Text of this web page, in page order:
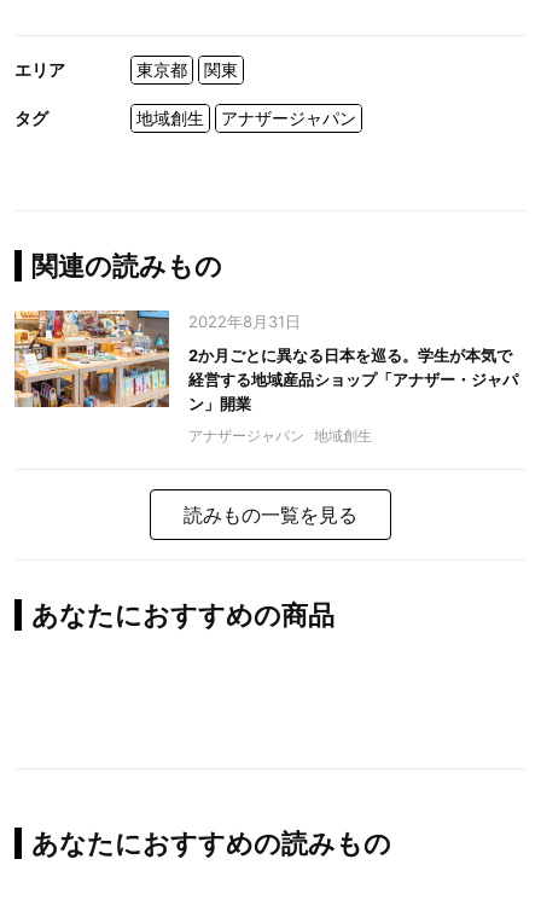
エリア 東京都 関東
タグ 地域創生 アナザージャパン
関連の読みもの
2022年8月31日
2か月ごとに異なる日本を巡る。学生が本気で
経営する地域産品ショップ「アナザー・ジャパ
ン」開業
アナザージャパン 地域創生
読みもの一覧を見る
あなたにおすすめの商品
あなたにおすすめの読みもの